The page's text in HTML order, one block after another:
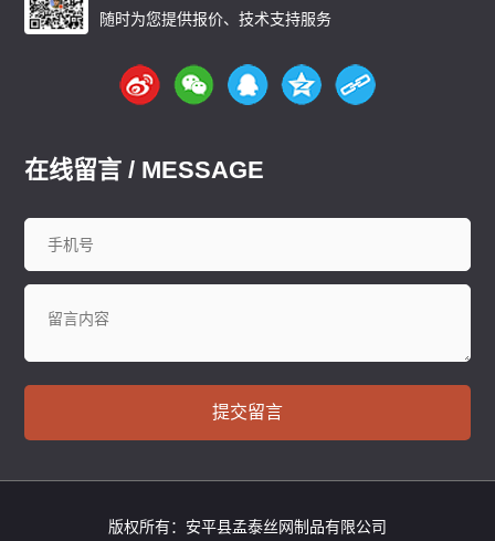
随时为您提供报价、技术支持服务
在线留言 / MESSAGE
提交留言
版权所有：安平县孟泰丝网制品有限公司